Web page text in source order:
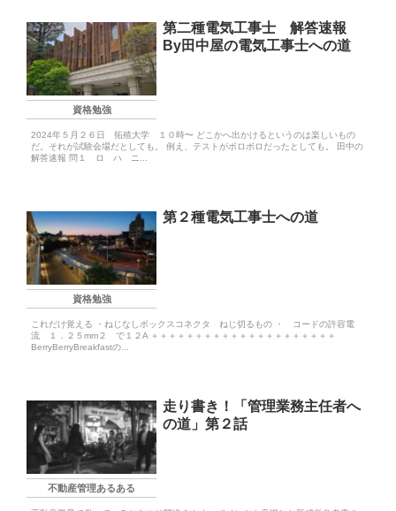
資格勉強
第二種電気工事士 解答速報
By田中屋の電気工事士への道
2024年５月２６日 拓殖大学 １０時〜 どこかへ出かけるというのは楽しいもの
だ。それが試験会場だとしても。 例え、テストがボロボロだったとしても。 田中の
解答速報 問１ ロ ハ ニ...
資格勉強
第２種電気工事士への道
これだけ覚える ・ねじなしボックスコネクタ ねじ切るもの ・ コードの許容電
流 １．２５mm２ で１２A ＋＋＋＋＋＋＋＋＋＋＋＋＋＋＋＋＋＋＋＋＋
BerryBerryBreakfastの...
不動産管理あるある
走り書き！「管理業務主任者へ
の道」第２話